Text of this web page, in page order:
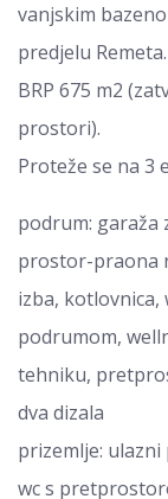
vanjskim
predjelu Remeta.
BRP 675 m2
prostori).
Proteže se na 3
podrum: garaža
prostor-praona
izba, kotlovnica,
podrumom,
tehniku,
dva dizala
prizemlje:
wc s